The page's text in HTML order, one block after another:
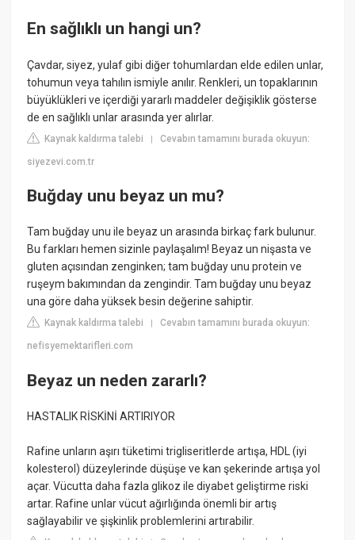
En sağlıklı un hangi un?
Çavdar, siyez, yulaf gibi diğer tohumlardan elde edilen unlar,
tohumun veya tahılın ismiyle anılır. Renkleri, un topaklarının
büyüklükleri ve içerdiği yararlı maddeler değişiklik gösterse
de en sağlıklı unlar arasında yer alırlar.
Kaynak kaldırma talebi |Cevabın tamamını burada okuyun:
siyezevi.com.tr
Buğday unu beyaz un mu?
Tam buğday unu ile beyaz un arasında birkaç fark bulunur.
Bu farkları hemen sizinle paylaşalım! Beyaz un nişasta ve
gluten açısından zenginken; tam buğday unu protein ve
ruşeym bakımından da zengindir. Tam buğday unu beyaz
una göre daha yüksek besin değerine sahiptir.
Kaynak kaldırma talebi |Cevabın tamamını burada okuyun:
nefisyemektarifleri.com
Beyaz un neden zararlı?
HASTALIK RİSKİNİ ARTIRIYOR
Rafine unların aşırı tüketimi trigliseritlerde artışa, HDL (iyi
kolesterol) düzeylerinde düşüşe ve kan şekerinde artışa yol
açar. Vücutta daha fazla glikoz ile diyabet geliştirme riski
artar. Rafine unlar vücut ağırlığında önemli bir artış
sağlayabilir ve şişkinlik problemlerini artırabilir.